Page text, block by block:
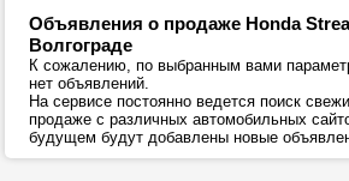
Объявления о продаже Honda
Волгограде
К сожалению, по выбранным вами
нет объявлений.
На сервисе постоянно ведется поиск
продаже с различных автомобильных
будущем будут добавлены новые